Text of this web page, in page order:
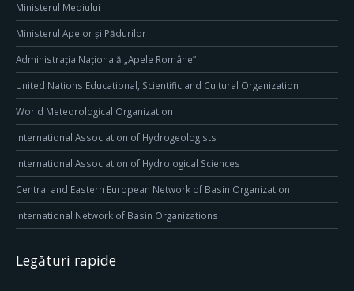
Ministerul Mediului
Ministerul Apelor și Pădurilor
Administrația Națională „Apele Române”
United Nations Educational, Scientific and Cultural Organization
World Meteorological Organization
International Association of Hydrogeologists
International Association of Hydrological Sciences
Central and Eastern European Network of Basin Organization
International Network of Basin Organizations
Legături rapide